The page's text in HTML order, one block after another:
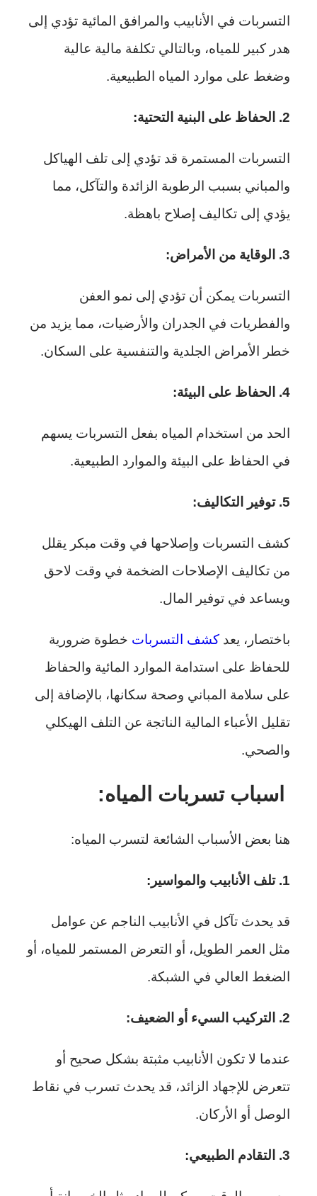
التسربات في الأنابيب والمرافق المائية تؤدي إلى
هدر كبير للمياه، وبالتالي تكلفة مالية عالية
وضغط على موارد المياه الطبيعية.
2. الحفاظ على البنية التحتية:
التسربات المستمرة قد تؤدي إلى تلف الهياكل
والمباني بسبب الرطوبة الزائدة والتآكل، مما
يؤدي إلى تكاليف إصلاح باهظة.
3. الوقاية من الأمراض:
التسربات يمكن أن تؤدي إلى نمو العفن
والفطريات في الجدران والأرضيات، مما يزيد من
خطر الأمراض الجلدية والتنفسية على السكان.
4. الحفاظ على البيئة:
الحد من استخدام المياه بفعل التسربات يسهم
في الحفاظ على البيئة والموارد الطبيعية.
5. توفير التكاليف:
كشف التسربات وإصلاحها في وقت مبكر يقلل
من تكاليف الإصلاحات الضخمة في وقت لاحق
ويساعد في توفير المال.
باختصار، يعد كشف التسربات خطوة ضرورية
للحفاظ على استدامة الموارد المائية والحفاظ
على سلامة المباني وصحة سكانها، بالإضافة إلى
تقليل الأعباء المالية الناتجة عن التلف الهيكلي
والصحي.
اسباب تسربات المياه:
هنا بعض الأسباب الشائعة لتسرب المياه:
1. تلف الأنابيب والمواسير:
قد يحدث تآكل في الأنابيب الناجم عن عوامل
مثل العمر الطويل، أو التعرض المستمر للمياه، أو
الضغط العالي في الشبكة.
2. التركيب السيء أو الضعيف:
عندما لا تكون الأنابيب مثبتة بشكل صحيح أو
تتعرض للإجهاد الزائد، قد يحدث تسرب في نقاط
الوصل أو الأركان.
3. التقادم الطبيعي: